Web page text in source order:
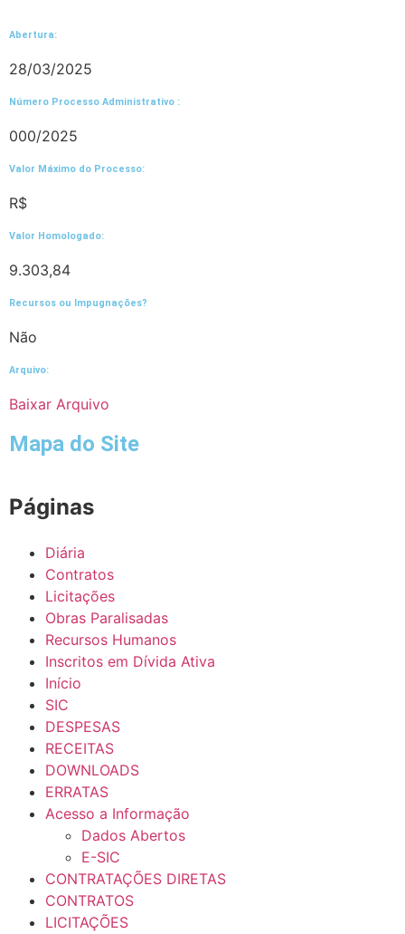
Abertura:
28/03/2025
Número Processo Administrativo :
000/2025
Valor Máximo do Processo: ​
R$
Valor Homologado: ​
9.303,84
Recursos ou Impugnações? ​
Não
Arquivo:
Baixar Arquivo
Mapa do Site
Páginas
Diária
Contratos
Licitações
Obras Paralisadas
Recursos Humanos
Inscritos em Dívida Ativa
Início
SIC
DESPESAS
RECEITAS
DOWNLOADS
ERRATAS
Acesso a Informação
Dados Abertos
E-SIC
CONTRATAÇÕES DIRETAS
CONTRATOS
LICITAÇÕES